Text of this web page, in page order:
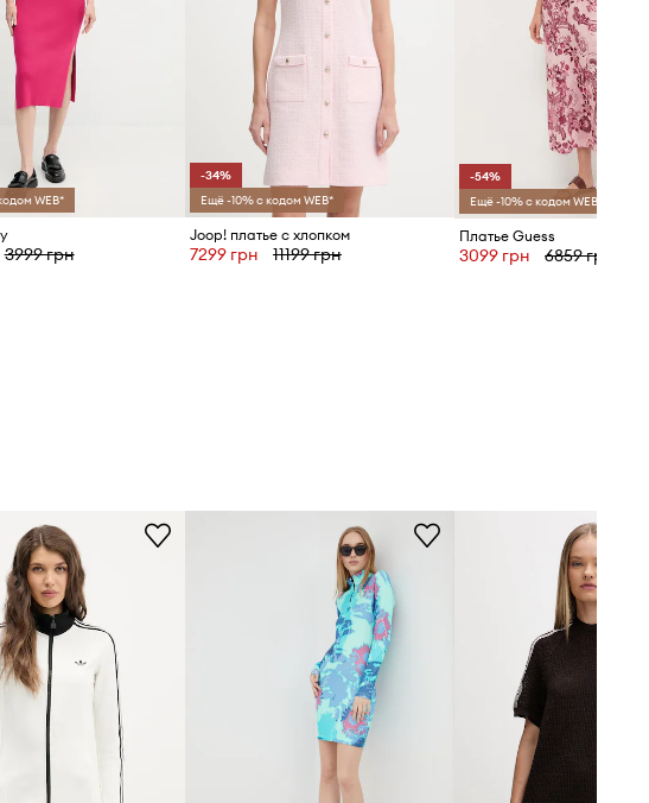
WEB*
3999 грн
-34%
Ещё -10% с кодом WEB*
Joop! платье с хлопком
7299 грн 11199 грн
-54%
Ещё -10% с кодом WEB*
Платье Guess
3099 грн 6859 грн